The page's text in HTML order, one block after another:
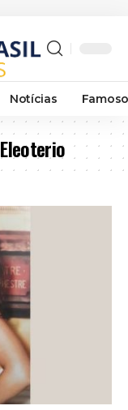
Notícias